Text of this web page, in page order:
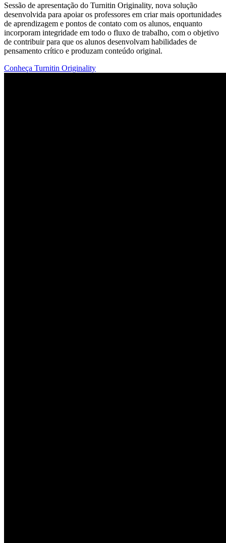
Sessão de apresentação do Turnitin Originality, nova solução
desenvolvida para apoiar os professores em criar mais oportunidades
de aprendizagem e pontos de contato com os alunos, enquanto
incorporam integridade em todo o fluxo de trabalho, com o objetivo
de contribuir para que os alunos desenvolvam habilidades de
pensamento crítico e produzam conteúdo original.
Conheça Turnitin Originality